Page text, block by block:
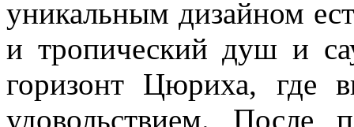
уникальным дизайном
и тропический душ и
горизонт Цюриха, где
удовольствием. После